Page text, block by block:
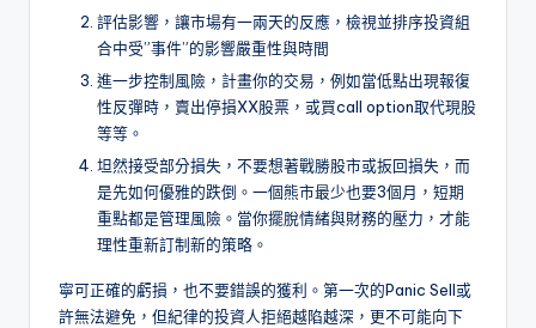
評估影響，讓市場有一兩天的反應，檢視並排序投資組
合中受”事件”的影響嚴重性與時間
進一步控制風險，計畫你的交易，例如當低點出現報復
性反彈時，賣出停損XX股票，或買call option取代現股
等等。
坦然接受部分損失，不要想著戰勝股市或扳回損失，而
是先如何優雅的跌倒。一個熊市最少也要3個月，短期
重點都是管理風險。當你擺脫情緒與財務的壓力，才能
理性重新訂制新的策略。
寧可正確的虧損，也不要錯誤的獲利。第一次的Panic Sell或
許無法避免，但紀律的投資人拒絕越陷越深，更不可能向下